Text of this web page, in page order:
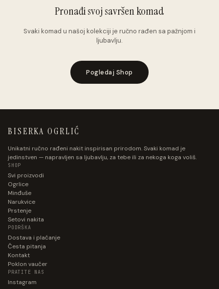
Pronađi svoj savršen komad
Svaki komad u našoj kolekciji je ručno rađen sa pažnjom i
ljubavlju.
Pogledaj Shop
BISERKA OGRLIĆ
Unikatni ručno rađeni nakit inspirisan prirodom. Svaki komad je
jedinstven — napravljen sa ljubavlju, za tebe ili za nekoga koga voliš.
SHOP
Svi proizvodi
Ogrlice
Minđuše
Narukvice
Prstenje
Setovi nakita
PODRŠKA
Dostava i plaćanje
Česta pitanja
Kontakt
Poklon vaučer
PRATITE NAS
Instagram